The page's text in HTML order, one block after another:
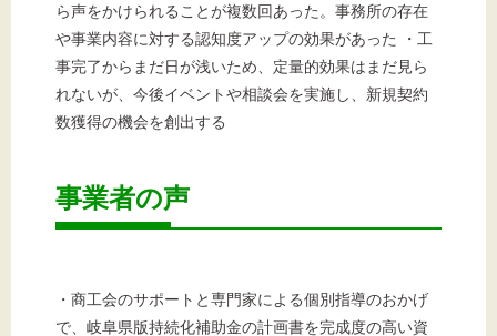
ら声をかけられることが複数回あった。事務所の存在
や事業内容に対する認知度アップの効果があった ・工
事完了からまだ日が浅いため、定量的効果はまだ見ら
れないが、今後イベントや相談会を実施し、新規契約
数獲得の機会を創出する
事業者の声
・商工会のサポートと専門家による個別指導のおかげ
で、岐阜県版持続化補助金の計画書を完成度の高い資